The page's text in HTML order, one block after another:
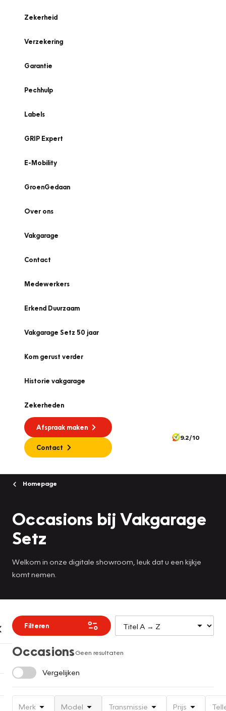
Zekerheid
Verzekering
Garantie
Pechhulp
Labels
GRIP Expert
E-Mobility
GroenGedaan
Over ons
Vakgarage
Contact
Medewerkers
Erkend Duurzaam
Vakgarage Setz 50 jaar
Kom gerust verder
Historie vakgarage
Zekerheden
Afspraak maken
Contact
9.2/10
Homepage
Occasions bij Vakgarage
Setz
Welkom in onze digitale showroom, leuk dat u een kijkje
komt nemen.
Filteren
OccasionsGeen resultaten
Vergelijken
Merk Model Transmissie Prijs